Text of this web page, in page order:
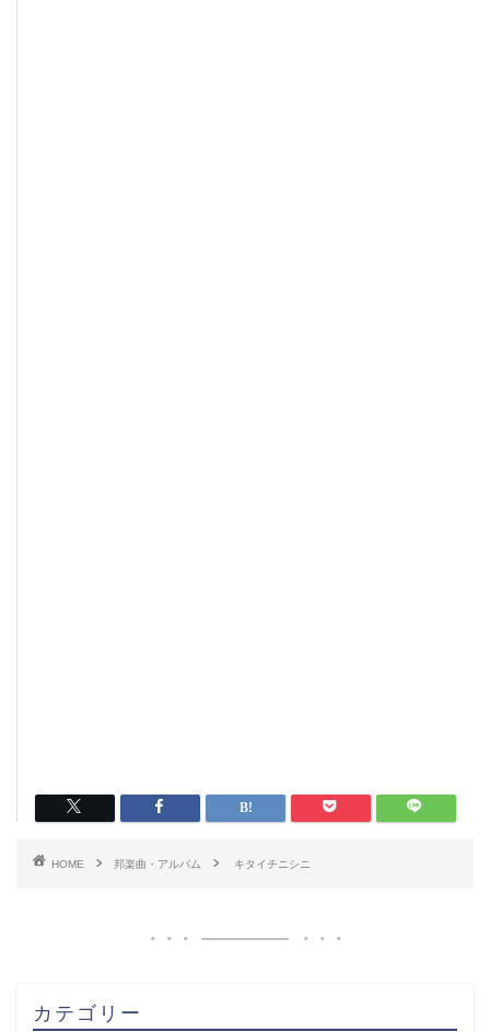
HOME 邦楽曲・アルバム キタイチニシニ
カテゴリー